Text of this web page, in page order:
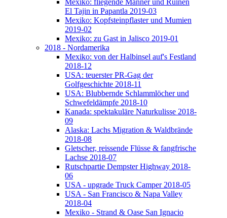
Mexiko: fliegende Männer und Ruinen
El Tajin in Papantla 2019-03
Mexiko: Kopfsteinpflaster und Mumien
2019-02
Mexiko: zu Gast in Jalisco 2019-01
2018 - Nordamerika
Mexiko: von der Halbinsel auf's Festland
2018-12
USA: teuerster PR-Gag der
Golfgeschichte 2018-11
USA: Blubbernde Schlammlöcher und
Schwefeldämpfe 2018-10
Kanada: spektakuläre Naturkulisse 2018-
09
Alaska: Lachs Migration & Waldbrände
2018-08
Gletscher, reissende Flüsse & fangfrische
Lachse 2018-07
Rutschpartie Dempster Highway 2018-
06
USA - upgrade Truck Camper 2018-05
USA - San Francisco & Napa Valley
2018-04
Mexiko - Strand & Oase San Ignacio